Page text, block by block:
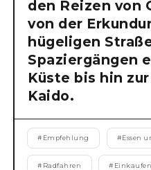
den Reizen von
von der
hügeligen
Spaziergängen
Küste bis hin
Kaido.
# Empfehlung #Essen
# Radfahren # Einkaufen